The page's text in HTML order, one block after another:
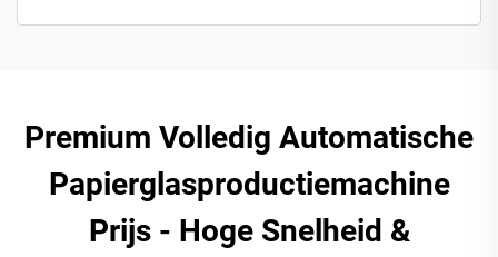
Premium Volledig Automatische
Papierglasproductiemachine
Prijs - Hoge Snelheid &